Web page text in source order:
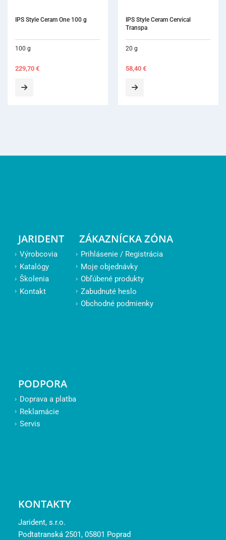
IPS Style Ceram One 100 g
100 g
229,70 €
IPS Style Ceram Cervical
Transpa
20 g
58,40 €
JARIDENT
Výrobcovia
Katalógy
Školenia
Kontakt
ZÁKAZNÍCKA ZÓNA
Prihlásenie / Registrácia
Moje objednávky
Obľúbené produkty
Zabudnuté heslo
Obchodné podmienky
PODPORA
Doprava a platba
Reklamácie
Servis
KONTAKTY
Jarident, s.r.o.
Podtatranská 2501, 05801 Poprad